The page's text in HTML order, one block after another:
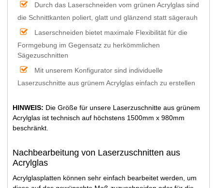
Durch das Laserschneiden vom grünen Acrylglas sind
die Schnittkanten poliert, glatt und glänzend statt sägerauh
Laserschneiden bietet maximale Flexibilität für die
Formgebung im Gegensatz zu herkömmlichen
Sägezuschnitten
Mit unserem Konfigurator sind individuelle
Laserzuschnitte aus grünem Acrylglas einfach zu erstellen
HINWEIS: Die Größe für unsere Laserzuschnitte aus grünem
Acrylglas ist technisch auf höchstens 1500mm x 980mm
beschränkt.
Nachbearbeitung von Laserzuschnitten aus
Acrylglas
Acrylglasplatten können sehr einfach bearbeitet werden, um